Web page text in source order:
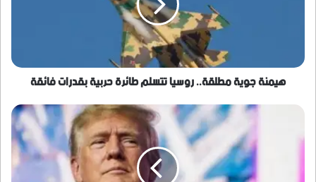
بقدرات
فائقة
هيمنة جوية مطلقة.. روسيا تتسلم طائرة حربية بقدرات فائقة
اليورانيوم
الإيراني